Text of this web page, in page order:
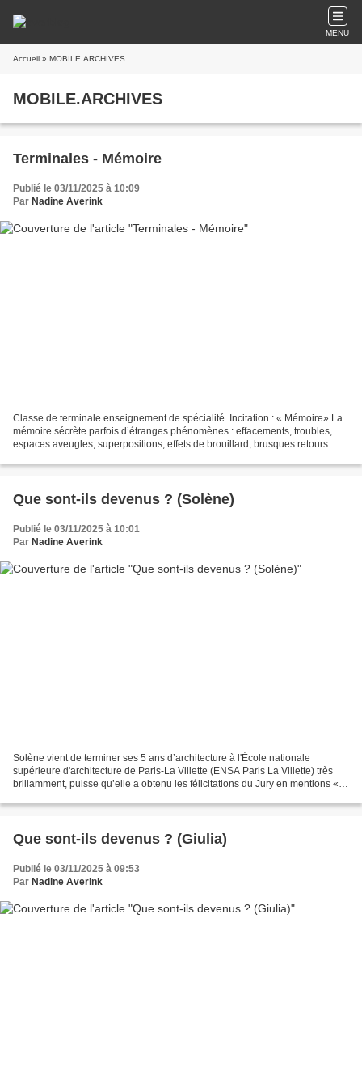
MENU
Accueil » MOBILE.ARCHIVES
MOBILE.ARCHIVES
Terminales - Mémoire
Publié le 03/11/2025 à 10:09
Par Nadine Averink
Classe de terminale enseignement de spécialité. Incitation : « Mémoire» La
mémoire sécrète parfois d’étranges phénomènes : effacements, troubles,
espaces aveugles, superpositions, effets de brouillard, brusques retours
Que sont-ils devenus ? (Solène)
Publié le 03/11/2025 à 10:01
Par Nadine Averink
Solène vient de terminer ses 5 ans d’architecture à l'École nationale
supérieure d'architecture de Paris-La Villette (ENSA Paris La Villette) très
brillamment, puisse qu’elle a obtenu les félicitations du Jury en mentions «
Que sont-ils devenus ? (Giulia)
Publié le 03/11/2025 à 09:53
Par Nadine Averink